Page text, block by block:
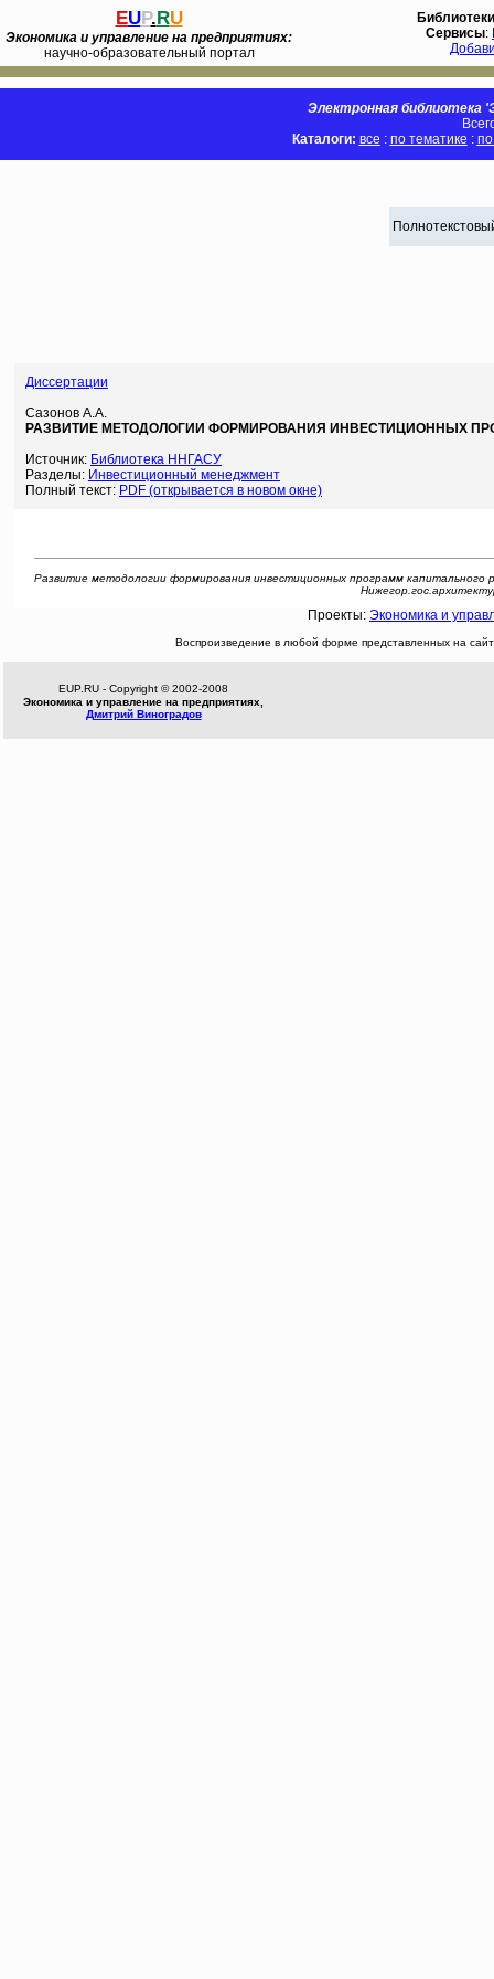
EUP.RU
Экономика и управление на предприятиях:
научно-образовательный портал
Библиотеки
Сервисы:
Электронная библиотека
Каталоги: все : по тематике :
Диссертации
Сазонов А.А.
РАЗВИТИЕ МЕТОДОЛОГИИ ФОРМИРОВАНИЯ ИНВЕСТИЦИОННЫХ
Источник: Библиотека ННГАСУ
Разделы: Инвестиционный менеджмент
Полный текст: PDF (открывается в новом окне)
Развитие методологии формирования инвестиционных программ
Проекты: Экономика и
Воспроизведение в любой форме представленных на
EUP.RU - Copyright © 2002-2008
Экономика и управление на предприятиях,
Дмитрий Виноградов